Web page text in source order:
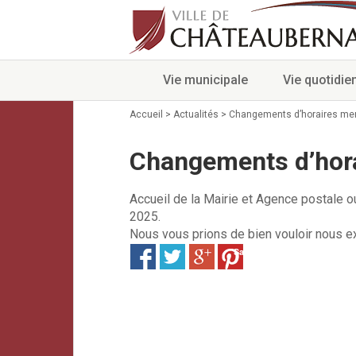
Vie municipale Vie
Accueil > Actualités > Changements d’horaires
Changements
Accueil de la Mairie et Agence postale
2025.
Nous vous prions de bien vouloir nous
Save